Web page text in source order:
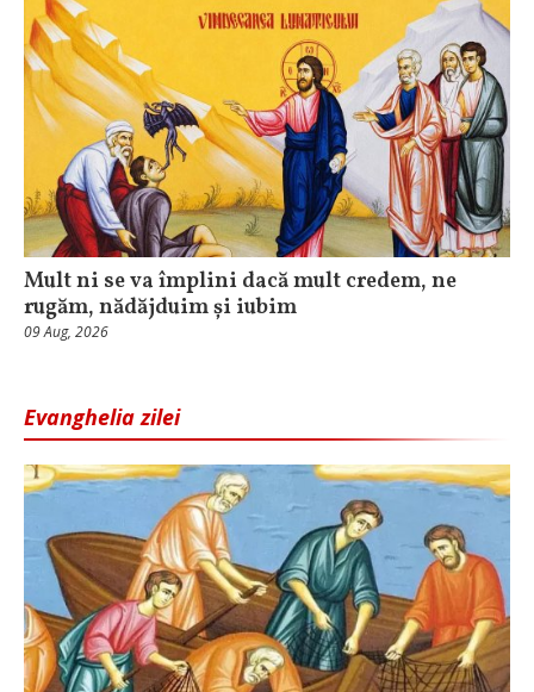
Mult ni se va împlini dacă mult credem, ne
rugăm, nădăjduim și iubim
09 Aug, 2026
Evanghelia zilei